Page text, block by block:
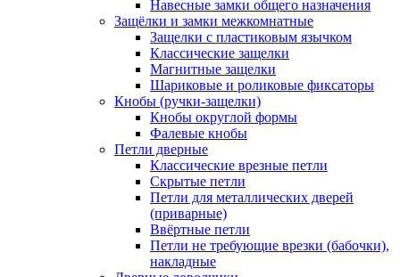
Навесные замки общего назначения
Защёлки и замки межкомнатные
Защелки с пластиковым язычком
Классические защелки
Магнитные защелки
Шариковые и роликовые фиксаторы
Кнобы (ручки-защелки)
Кнобы округлой формы
Фалевые кнобы
Петли дверные
Классические врезные петли
Скрытые петли
Петли для металлических дверей
(приварные)
Ввёртные петли
Петли не требующие врезки (бабочки),
накладные